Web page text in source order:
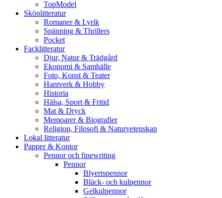
TopModel
Skönlitteratur
Romaner & Lyrik
Spänning & Thrillers
Pocket
Facklitteratur
Djur, Natur & Trädgård
Ekonomi & Samhälle
Foto, Konst & Teater
Hantverk & Hobby
Historia
Hälsa, Sport & Fritid
Mat & Dryck
Memoarer & Biografier
Religion, Filosofi & Naturvetenskap
Lokal litteratur
Papper & Kontor
Pennor och finewriting
Pennor
Blyertspennor
Bläck- och kulpennor
Gelkulpennor